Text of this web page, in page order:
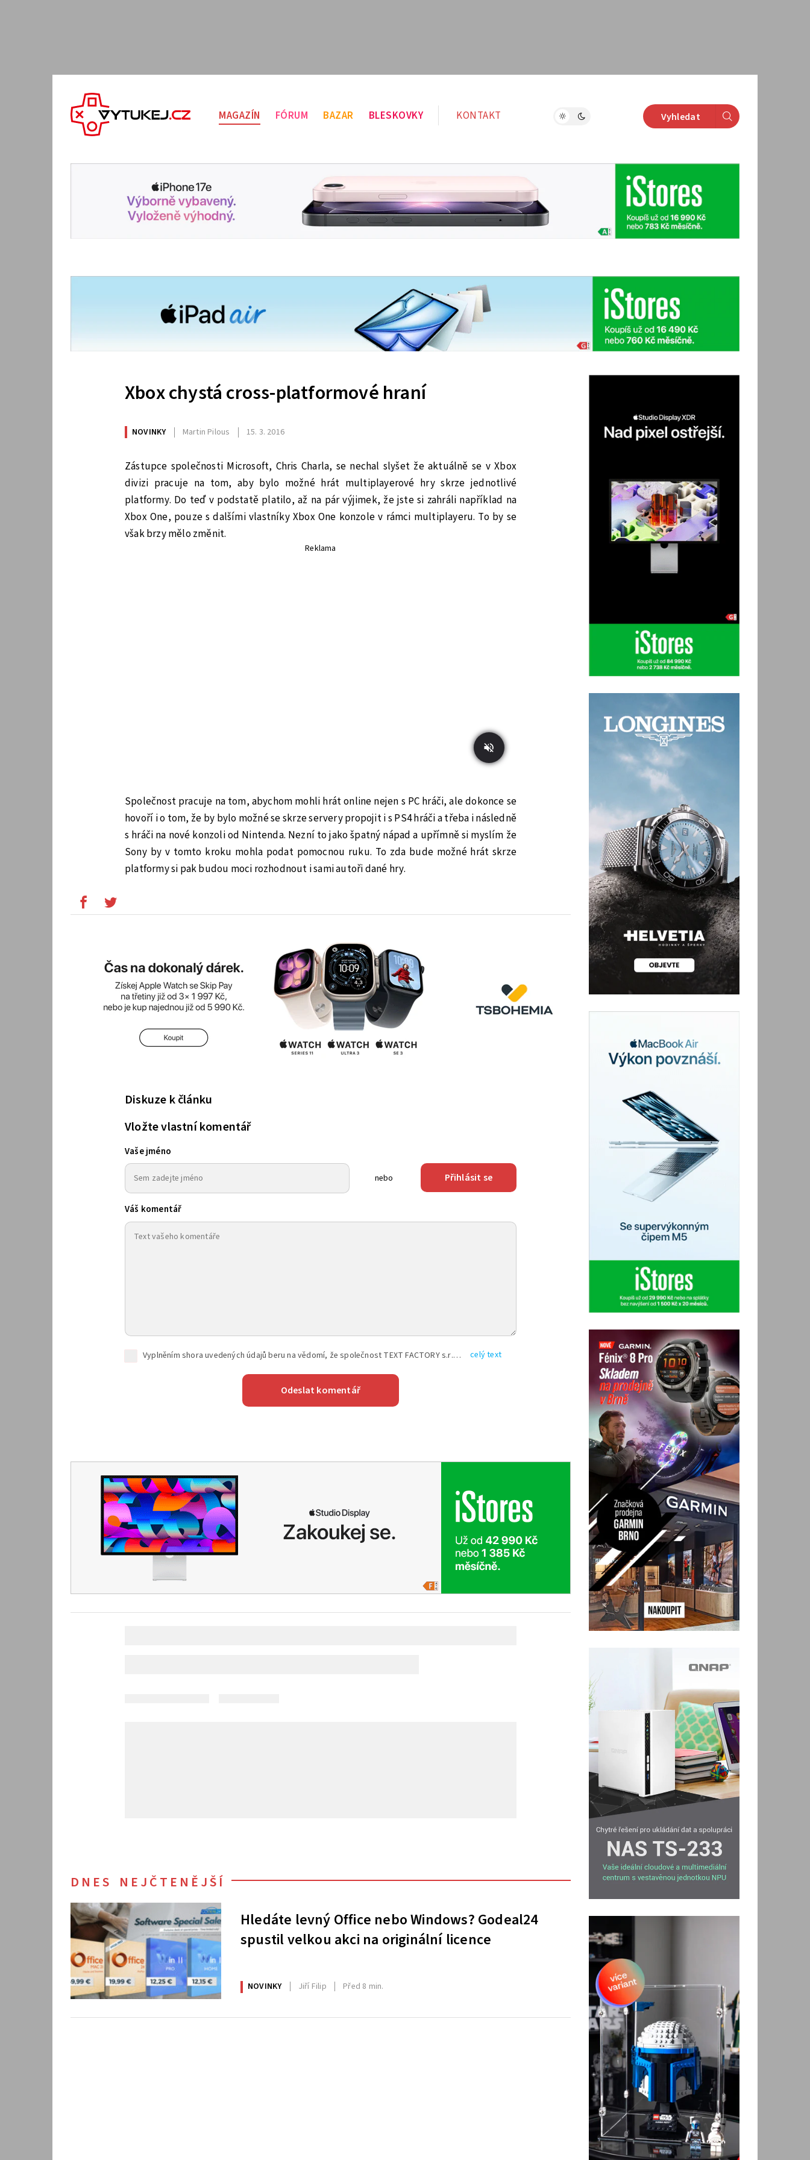
MAGAZÍN FÓRUM BAZAR BLESKOVKY KONTAKT Vyhledat
Xbox chystá cross-platformové hraní
NOVINKY Martin Pilous 15. 3. 2016
Zástupce společnosti Microsoft, Chris Charla, se nechal slyšet že aktuálně se v Xbox
divizi pracuje na tom, aby bylo možné hrát multiplayerové hry skrze jednotlivé
platformy. Do teď v podstatě platilo, až na pár výjimek, že jste si zahráli například na
Xbox One, pouze s dalšími vlastníky Xbox One konzole v rámci multiplayeru. To by se
však brzy mělo změnit.
Reklama
Společnost pracuje na tom, abychom mohli hrát online nejen s PC hráči, ale dokonce se
hovoří i o tom, že by bylo možné se skrze servery propojit i s PS4 hráči a třeba i následně
s hráči na nové konzoli od Nintenda. Nezní to jako špatný nápad a upřímně si myslím že
Sony by v tomto kroku mohla podat pomocnou ruku. To zda bude možné hrát skrze
platformy si pak budou moci rozhodnout i sami autoři dané hry.
Diskuze k článku
Vložte vlastní komentář
Vaše jméno
nebo Přihlásit se
Váš komentář
Vyplněním shora uvedených údajů beru na vědomí, že společnost TEXT FACTORY s.r.o., sídlem Brno, Durďákova 336/29, Černá Pole, PSČ: 613 00, IČ: 06157831, zapsané u Krajského soudu v Brně, oddíl C, vložka 100399, bude zpracovávat mé osobní údaje uvedené v rámci mnou vyplněného registračního formuláře na základě oprávněných zájmů TEXT FACTORY s.r.o. dle čl. 6 odst. 1 písm. f) GDPR a pro splnění právních povinností (čl. 6 odst. 1 písm. c) GDPR), a to pro tyto účely: nezbytnost zajistit oprávnění návštěvníka webových stránek provozovaných společností TEXT FACTORY s.r.o. přispívat aktivně ke zveřejněným článkům nebo v rámci diskusních fór a výkon práv TEXT FACTORY s.r.o. jako administrátora těchto diskusních fór. Více informací o zpracování osobních údajů a právech lze nalézt v celý text
DNES NEJČTENĚJŠÍ
Hledáte levný Office nebo Windows? Godeal24
spustil velkou akci na originální licence
NOVINKY Jiří Filip Před 8 min.